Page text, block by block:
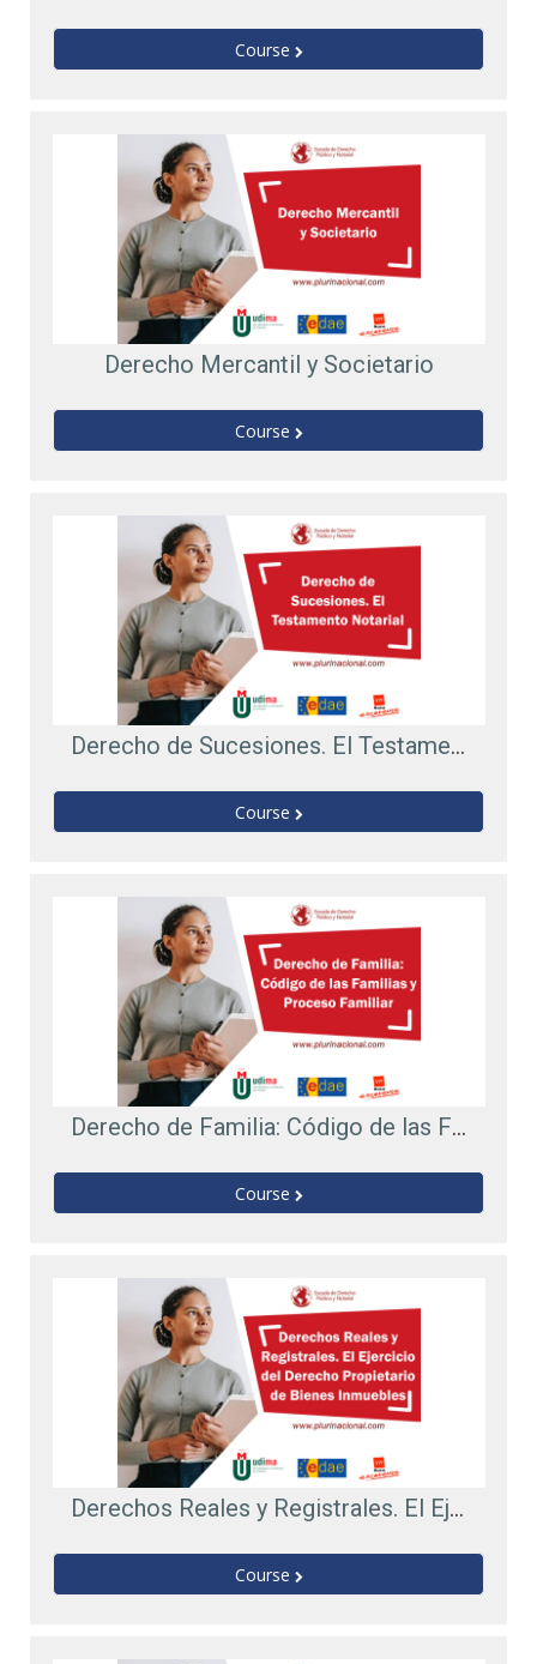
Course
Derecho Mercantil y Societario
Course
Derecho de Sucesiones. El Testamento Notarial
Course
Derecho de Familia: Código de las Familias y Proceso Familiar
Course
Derechos Reales y Registrales. El Ejercicio del Derecho Propietario de Bienes Inmuebles
Course